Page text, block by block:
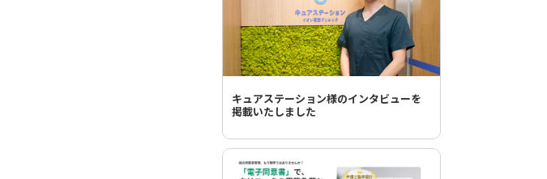
キュアステーション様のインタビューを
掲載いたしました